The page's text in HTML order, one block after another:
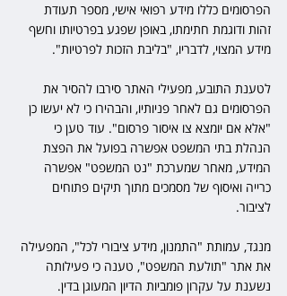
הפרסומים כללו מידע רפואי אישי, מספר תעודת
זהות ודוגמת חתימתו, באופן שפגע בפרטיותו וחשף
מידע המצוי, לדבריו, "בליבת הזכות לפרטיות".
לטענת התובע, מפעילי האתר סירבו להסיר את
הפרסומים גם לאחר פניותיו, והבהירו כי לא יעשו כן
"אלא אם יומצא צו איסור פרסום". עוד טען כי
הנהלת בתי המשפט אפשרה בפועל את הפצת
המידע, מאחר שמערכת "נט המשפט" אפשרה
כרייה ואיסוף של מסמכים מתוך תיקים פתוחים
לציבור.
מנגד, עמותת "התמנון, מידע ציבורי לכל", המפעילה
את אתר "תולעת המשפט", טענה כי פעילותה
נשענת על עקרון פומביות הדיון המעוגן בדין.